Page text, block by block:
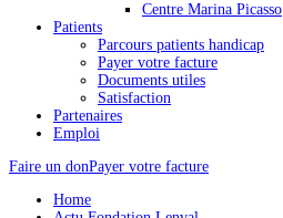
Centre Marina Picasso
Patients
Parcours patients handicap
Payer votre facture
Documents utiles
Satisfaction
Partenaires
Emploi
Faire un donPayer votre facture
Home